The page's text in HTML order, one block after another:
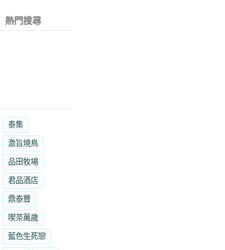
熱門搜尋
泰集
激旨燒鳥
品田牧場
君品酒店
鼎泰豐
喫茶萬歲
藍色生死戀